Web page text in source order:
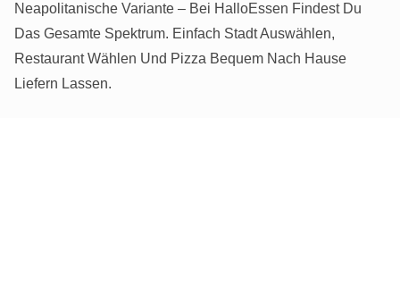
Neapolitanische Variante – Bei HalloEssen Findest Du
Das Gesamte Spektrum. Einfach Stadt Auswählen,
Restaurant Wählen Und Pizza Bequem Nach Hause
Liefern Lassen.